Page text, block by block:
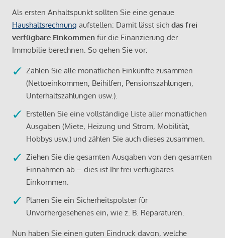
Als ersten Anhaltspunkt sollten Sie eine genaue
Haushaltsrechnung aufstellen: Damit lässt sich das frei
verfügbare Einkommen für die Finanzierung der
Immobilie berechnen. So gehen Sie vor:
Zählen Sie alle monatlichen Einkünfte zusammen
(Nettoeinkommen, Beihilfen, Pensionszahlungen,
Unterhaltszahlungen usw.).
Erstellen Sie eine vollständige Liste aller monatlichen
Ausgaben (Miete, Heizung und Strom, Mobilität,
Hobbys usw.) und zählen Sie auch dieses zusammen.
Ziehen Sie die gesamten Ausgaben von den gesamten
Einnahmen ab – dies ist Ihr frei verfügbares
Einkommen.
Planen Sie ein Sicherheitspolster für
Unvorhergesehenes ein, wie z. B. Reparaturen.
Nun haben Sie einen guten Eindruck davon, welche